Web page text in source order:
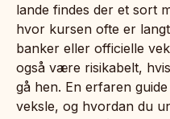
lande findes der et sort
hvor kursen ofte er
banker eller officielle
også være risikabelt,
gå hen. En erfaren
veksle, og hvordan du